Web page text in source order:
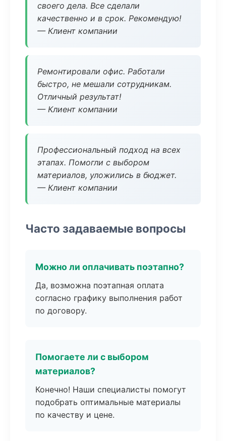
своего дела. Все сделали
качественно и в срок. Рекомендую!
— Клиент компании
Ремонтировали офис. Работали
быстро, не мешали сотрудникам.
Отличный результат!
— Клиент компании
Профессиональный подход на всех
этапах. Помогли с выбором
материалов, уложились в бюджет.
— Клиент компании
Часто задаваемые вопросы
Можно ли оплачивать поэтапно?
Да, возможна поэтапная оплата
согласно графику выполнения работ
по договору.
Помогаете ли с выбором
материалов?
Конечно! Наши специалисты помогут
подобрать оптимальные материалы
по качеству и цене.